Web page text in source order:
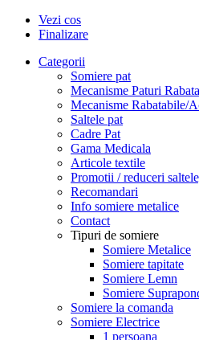
Vezi cos
Finalizare
Categorii
Somiere pat
Mecanisme Paturi
Mecanisme Rabatabile/
Saltele pat
Cadre Pat
Gama Medicala
Articole textile
Promotii / reduceri
Recomandari
Info somiere metalice
Contact
Tipuri de somiere
Somiere Metalice
Somiere tapitate
Somiere Lemn
Somiere
Somiere la comanda
Somiere Electrice
1 persoana